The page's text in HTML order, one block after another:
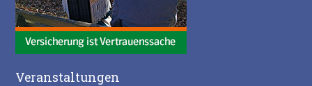
Veranstaltungen